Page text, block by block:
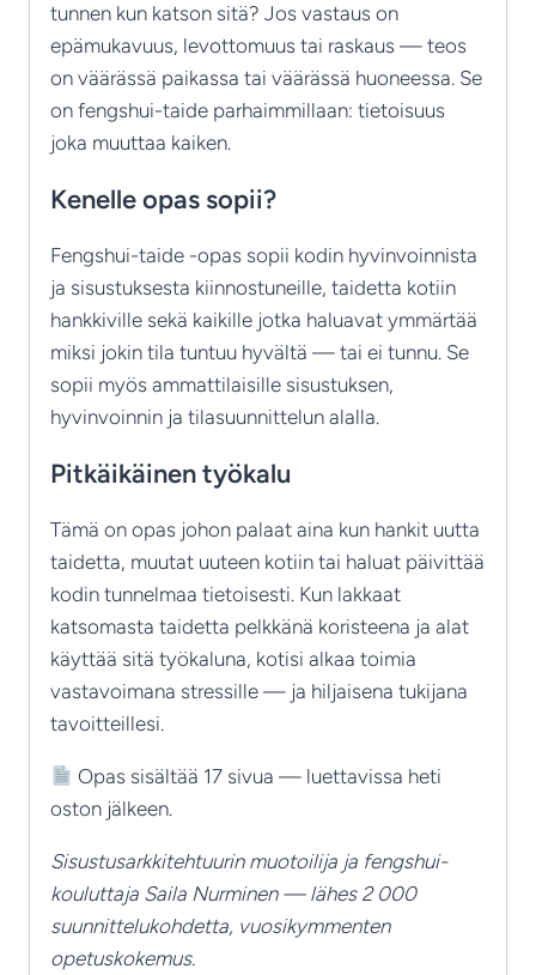
tunnen kun katson sitä? Jos vastaus on
epämukavuus, levottomuus tai raskaus — teos
on väärässä paikassa tai väärässä huoneessa. Se
on fengshui-taide parhaimmillaan: tietoisuus
joka muuttaa kaiken.
Kenelle opas sopii?
Fengshui-taide -opas sopii kodin hyvinvoinnista
ja sisustuksesta kiinnostuneille, taidetta kotiin
hankkiville sekä kaikille jotka haluavat ymmärtää
miksi jokin tila tuntuu hyvältä — tai ei tunnu. Se
sopii myös ammattilaisille sisustuksen,
hyvinvoinnin ja tilasuunnittelun alalla.
Pitkäikäinen työkalu
Tämä on opas johon palaat aina kun hankit uutta
taidetta, muutat uuteen kotiin tai haluat päivittää
kodin tunnelmaa tietoisesti. Kun lakkaat
katsomasta taidetta pelkkänä koristeena ja alat
käyttää sitä työkaluna, kotisi alkaa toimia
vastavoimana stressille — ja hiljaisena tukijana
tavoitteillesi.
Opas sisältää 17 sivua — luettavissa heti
oston jälkeen.
Sisustusarkkitehtuurin muotoilija ja fengshui-
kouluttaja Saila Nurminen — lähes 2 000
suunnittelukohdetta, vuosikymmenten
opetuskokemus.